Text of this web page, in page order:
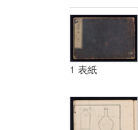
1 表紙